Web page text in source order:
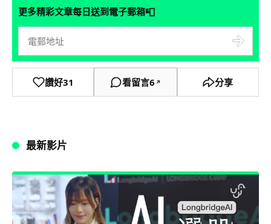
更多精彩文章每日送到電子郵箱📮
讚好31 看留言6 ↗ 分享
最新影片